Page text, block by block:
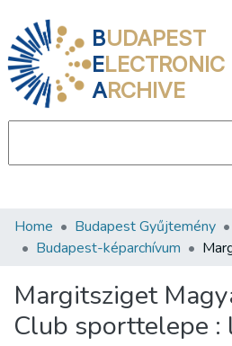
BUDAPEST
ELECTRONIC
ARCHIVE
Communities & Collections
Statistics
About us
Home Budapest Gyűjtemény
Budapest-képarchívum
Margitsziget
Club sporttelepe